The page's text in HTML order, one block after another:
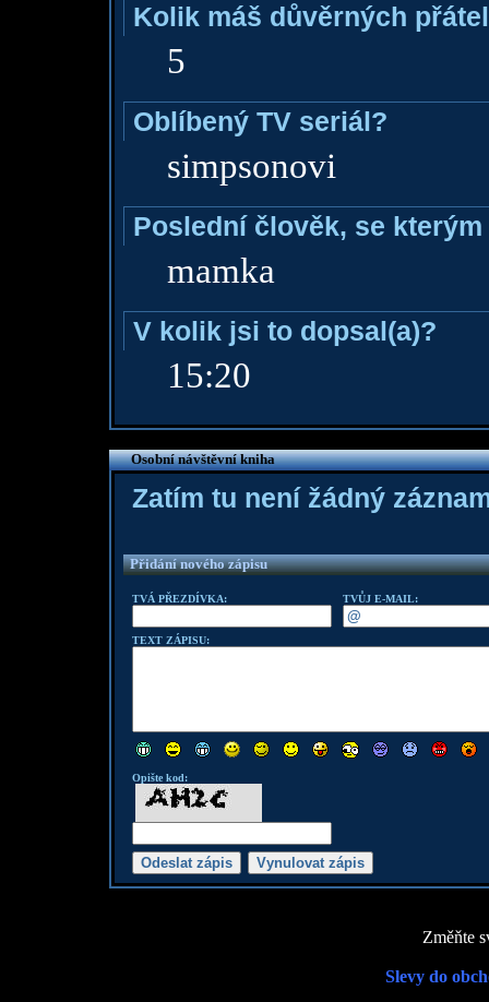
Kolik máš důvěrných
5
Oblíbený TV seriál?
simpsonovi
Poslední člověk, se
mamka
V kolik jsi to dopsal(a)?
15:20
Osobní návštěvní kniha
Zatím tu není žádný
Přidání nového zápisu
TVÁ PŘEZDÍVKA: TVŮJ E-MAIL:
TEXT ZÁPISU:
Opište kod:
Změňte
Slevy do